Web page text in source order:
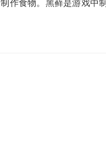
作食物。黑藓是游戏中制